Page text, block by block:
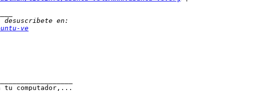
ve
tu computador,...